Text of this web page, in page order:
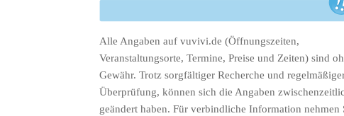
Alle Angaben auf vuvivi.de (Öffnungszeiten,
Veranstaltungsorte, Termine, Preise und Zeiten) sind
Gewähr. Trotz sorgfältiger Recherche und
Überprüfung, können sich die Angaben
geändert haben. Für verbindliche Information nehmen